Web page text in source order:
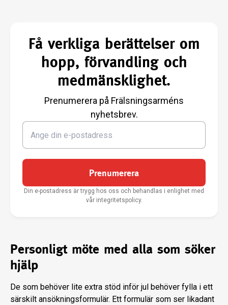
Få verkliga berättelser om
hopp, förvandling och
medmänsklighet.
Prenumerera på Frälsningsarméns
nyhetsbrev.
Prenumerera
Din e-postadress är trygg hos oss och behandlas i enlighet med
vår integritetspolicy.
Personligt möte med alla som söker
hjälp
De som behöver lite extra stöd inför jul behöver fylla i ett
särskilt ansökningsformulär. Ett formulär som ser likadant